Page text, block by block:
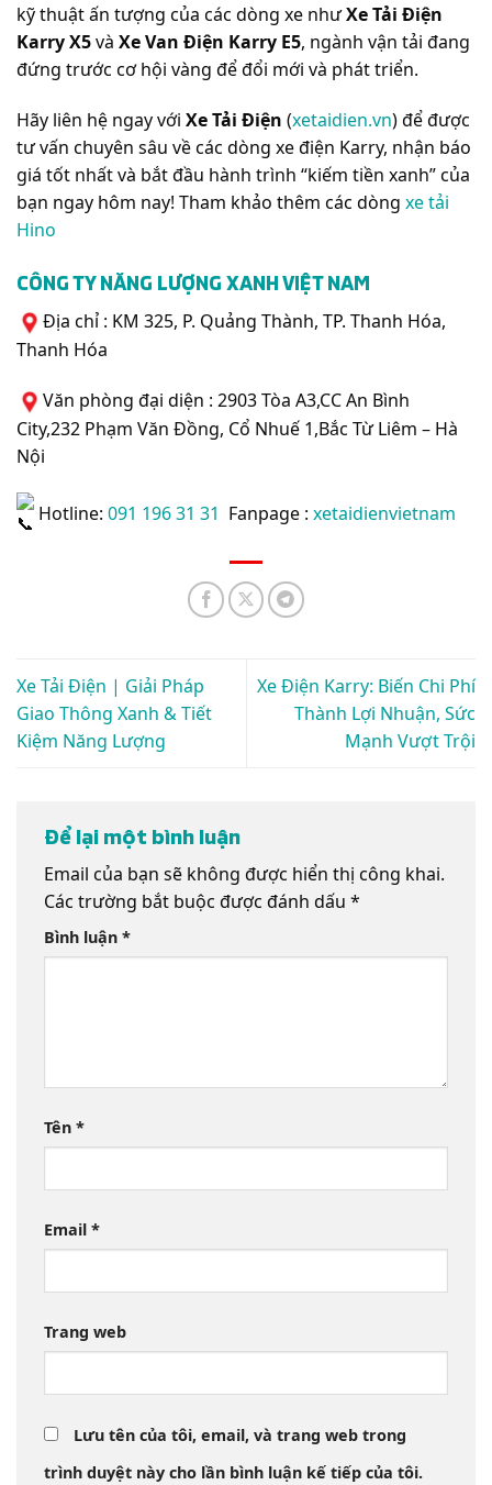
kỹ thuật ấn tượng của các dòng xe nhưXe Tải Điện
Karry X5và Xe Van Điện Karry E5, ngành vận tải đang
đứng trước cơ hội vàng để đổi mới và phát triển.
Hãy liên hệ ngay với Xe Tải Điện (xetaidien.vn) để được
tư vấn chuyên sâu về các dòng xe điện Karry, nhận báo
giá tốt nhất và bắt đầu hành trình “kiếm tiền xanh” của
bạn ngay hôm nay! Tham khảo thêm các dòng xe tải
Hino
CÔNG TY NĂNG LƯỢNG XANH VIỆT NAM
Địa chỉ : KM 325, P. Quảng Thành, TP. Thanh Hóa,
Thanh Hóa
Văn phòng đại diện : 2903 Tòa A3,CC An Bình
City,232 Phạm Văn Đồng, Cổ Nhuế 1,Bắc Từ Liêm – Hà
Nội
Hotline: 091 196 31 31 Fanpage : xetaidienvietnam
Xe Tải Điện | Giải Pháp
Giao Thông Xanh & Tiết
Kiệm Năng Lượng
Xe Điện Karry: Biến Chi Phí
Thành Lợi Nhuận, Sức
Mạnh Vượt Trội
Để lại một bình luận
Email của bạn sẽ không được hiển thị công khai.
Các trường bắt buộc được đánh dấu *
Bình luận *
Tên *
Email *
Trang web
Lưu tên của tôi, email, và trang web trong
trình duyệt này cho lần bình luận kế tiếp của tôi.